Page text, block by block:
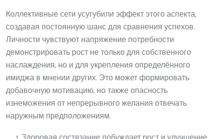
Коллективные сети усугубили эффект этого аспекта,
создавая постоянную шанс для сравнения успехов.
Личности чувствуют напряжение потребности
демонстрировать рост не только для собственного
наслаждения, но и для укрепления определённого
имиджа в мнении других. Это может формировать
добавочную мотивацию, но также опасность
изнеможения от непрерывного желания отвечать
наружным предположениям.